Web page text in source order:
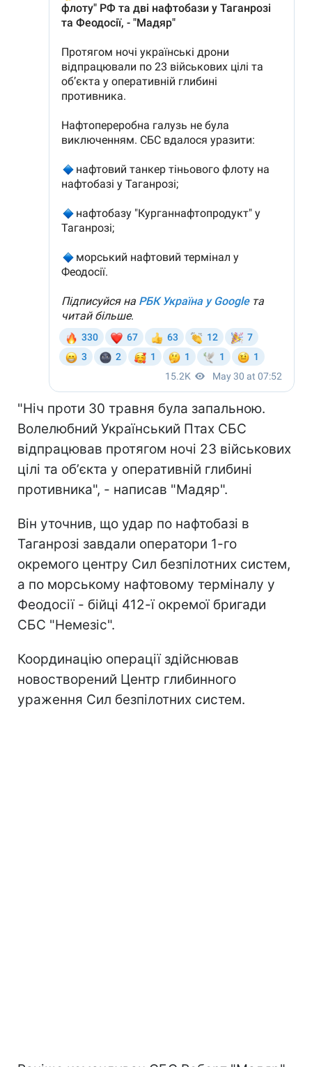
"Ніч проти 30 травня була запальною.
Волелюбний Український Птах СБС
відпрацював протягом ночі 23 військових
цілі та обʼєкта у оперативній глибині
противника", - написав "Мадяр".
Він уточнив, що удар по нафтобазі в
Таганрозі завдали оператори 1-го
окремого центру Сил безпілотних систем,
а по морському нафтовому терміналу у
Феодосії - бійці 412-ї окремої бригади
СБС "Немезіс".
Координацію операції здійснював
новостворений Центр глибинного
ураження Сил безпілотних систем.